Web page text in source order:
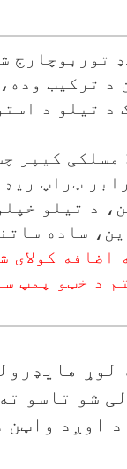
د تیلو د
مسلکی کیپر
ټراپ
د تیلو
ساده
لوړ
شو تاسو
اوږد واټن